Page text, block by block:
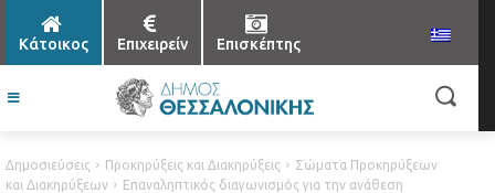
Κάτοικος Επιχειρείν Επισκέπτης
Δημοσιεύσεις Προκηρύξεις και Διακηρύξεις
Σώματα Προκηρύξεων
και Διακηρύξεων
Επαναληπτικός διαγωνισμός για την ανάθεση